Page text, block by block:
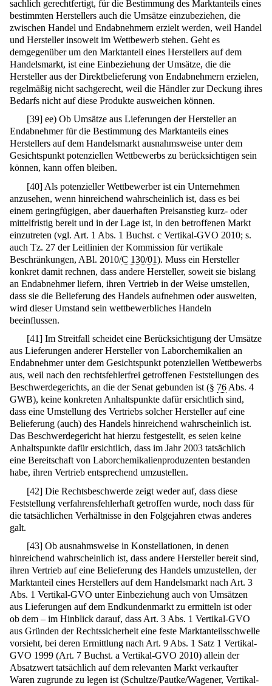
sachlich gerechtfertigt, für die Bestimmung des Marktanteils eines
bestimmten Herstellers auch die Umsätze einzubeziehen, die
zwischen Handel und Endabnehmern erzielt werden, weil Handel
und Hersteller insoweit im Wettbewerb stehen. Geht es
demgegenüber um den Marktanteil eines Herstellers auf dem
Handelsmarkt, ist eine Einbeziehung der Umsätze, die die
Hersteller aus der Direktbelieferung von Endabnehmern erzielen,
regelmäßig nicht sachgerecht, weil die Händler zur Deckung ihres
Bedarfs nicht auf diese Produkte ausweichen können.
[39] ee) Ob Umsätze aus Lieferungen der Hersteller an
Endabnehmer für die Bestimmung des Marktanteils eines
Herstellers auf dem Handelsmarkt ausnahmsweise unter dem
Gesichtspunkt potenziellen Wettbewerbs zu berücksichtigen sein
können, kann offen bleiben.
[40] Als potenzieller Wettbewerber ist ein Unternehmen
anzusehen, wenn hinreichend wahrscheinlich ist, dass es bei
einem geringfügigen, aber dauerhaften Preisanstieg kurz- oder
mittelfristig bereit und in der Lage ist, in den betroffenen Markt
einzutreten (vgl. Art. 1 Abs. 1 Buchst. c Vertikal-GVO 2010; s.
auch Tz. 27 der Leitlinien der Kommission für vertikale
Beschränkungen, ABl. 2010/C 130/01). Muss ein Hersteller
konkret damit rechnen, dass andere Hersteller, soweit sie bislang
an Endabnehmer liefern, ihren Vertrieb in der Weise umstellen,
dass sie die Belieferung des Handels aufnehmen oder ausweiten,
wird dieser Umstand sein wettbewerbliches Handeln
beeinflussen.
[41] Im Streitfall scheidet eine Berücksichtigung der Umsätze
aus Lieferungen anderer Hersteller von Laborchemikalien an
Endabnehmer unter dem Gesichtspunkt potenziellen Wettbewerbs
aus, weil nach den rechtsfehlerfrei getroffenen Feststellungen des
Beschwerdegerichts, an die der Senat gebunden ist (§ 76 Abs. 4
GWB), keine konkreten Anhaltspunkte dafür ersichtlich sind,
dass eine Umstellung des Vertriebs solcher Hersteller auf eine
Belieferung (auch) des Handels hinreichend wahrscheinlich ist.
Das Beschwerdegericht hat hierzu festgestellt, es seien keine
Anhaltspunkte dafür ersichtlich, dass im Jahr 2003 tatsächlich
eine Bereitschaft von Laborchemikalienproduzenten bestanden
habe, ihren Vertrieb entsprechend umzustellen.
[42] Die Rechtsbeschwerde zeigt weder auf, dass diese
Feststellung verfahrensfehlerhaft getroffen wurde, noch dass für
die tatsächlichen Verhältnisse in den Folgejahren etwas anderes
galt.
[43] Ob ausnahmsweise in Konstellationen, in denen
hinreichend wahrscheinlich ist, dass andere Hersteller bereit sind,
ihren Vertrieb auf eine Belieferung des Handels umzustellen, der
Marktanteil eines Herstellers auf dem Handelsmarkt nach Art. 3
Abs. 1 Vertikal-GVO unter Einbeziehung auch von Umsätzen
aus Lieferungen auf dem Endkundenmarkt zu ermitteln ist oder
ob dem – im Hinblick darauf, dass Art. 3 Abs. 1 Vertikal-GVO
aus Gründen der Rechtssicherheit eine feste Marktanteilsschwelle
vorsieht, bei deren Ermittlung nach Art. 9 Abs. 1 Satz 1 Vertikal-
GVO 1999 (Art. 7 Buchst. a Vertikal-GVO 2010) allein der
Absatzwert tatsächlich auf dem relevanten Markt verkaufter
Waren zugrunde zu legen ist (Schultze/Pautke/Wagener, Vertikal-